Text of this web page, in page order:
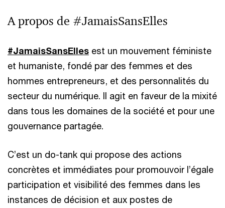
A propos de #JamaisSansElles
#JamaisSansElles est un mouvement féministe
et humaniste, fondé par des femmes et des
hommes entrepreneurs, et des personnalités du
secteur du numérique. Il agit en faveur de la mixité
dans tous les domaines de la société et pour une
gouvernance partagée.
C’est un do-tank qui propose des actions
concrètes et immédiates pour promouvoir l’égale
participation et visibilité des femmes dans les
instances de décision et aux postes de